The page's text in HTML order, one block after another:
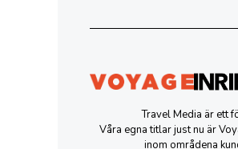
Travel Media är ett
Våra egna titlar just nu är
inom områdena